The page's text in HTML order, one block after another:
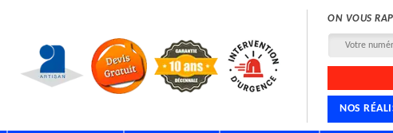
ON VOUS
NOS